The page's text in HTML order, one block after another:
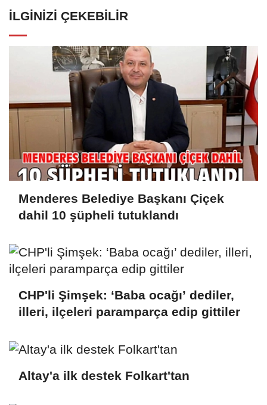
İLGINIZI ÇEKEBILIR
Menderes Belediye Başkanı Çiçek
dahil 10 şüpheli tutuklandı
CHP'li Şimşek: ‘Baba ocağı’ dediler,
illeri, ilçeleri paramparça edip gittiler
Altay'a ilk destek Folkart'tan